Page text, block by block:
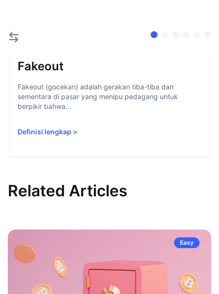
Fakeout
Fakeout (gocekan) adalah gerakan tiba-tiba dan
sementara di pasar yang menipu pedagang untuk
berpikir bahwa...
Definisi lengkap >
Related Articles
Easy